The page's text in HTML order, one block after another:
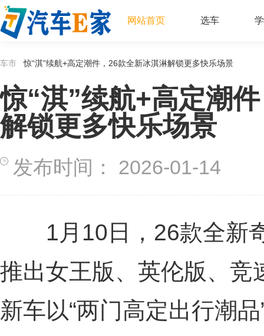
网站首页 选车
车市 惊“淇”续航+高定潮件，26款全新冰淇淋解锁更多快乐场景
惊“淇”续航+高定潮
解锁更多快乐场景
发布时间： 2026-01-14
1月10日，26款全新
推出女王版、英伦版、竞
新车以“两门高定出行潮